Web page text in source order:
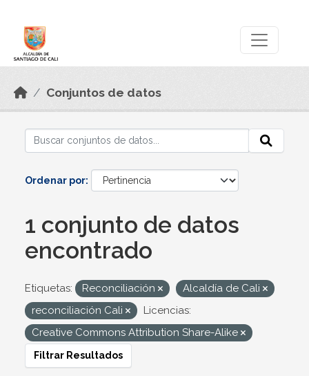
Conjuntos de datos
Ordenar por
1 conjunto de datos
encontrado
Etiquetas: Reconciliación
Alcaldía de Cali
reconciliación Cali
Licencias:
Creative Commons Attribution Share-Alike
Filtrar Resultados